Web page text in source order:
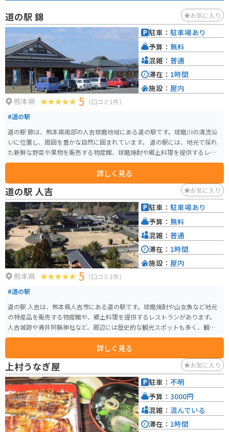
道の駅 錦 お気に入り
熊本県 5 （口コミ1件）
#道の駅
道の駅 錦は、熊本県南部の人吉球磨地域にある道の駅です。球磨川の清流沿
いに位置し、周囲を豊かな自然に囲まれています。 道の駅には、地元で採れ
た新鮮な野菜や果物を販売する物産館、球磨焼酎や郷土料理を提供するレス
トランがあります。特におすすめは、球磨川で獲れた鮎を使った料理や、地
元産の米粉を使っただんごです。 バイクで訪れる場合、道の駅 錦は駐車場も
広く、休憩場所としても最適です。球磨川沿いを走る国道219号線は、ツーリ
ングコースとしても人気があり、道の駅 錦はその休憩ポイントとして最適な
立地です。周辺には、球泉洞や人吉城跡などの観光スポットも点在してお
り、観光拠点としても便利です。 道の駅 錦は、自然豊かな環境の中で、地元
の美味しいものを味わったり、ゆっくりと休憩したりするのに最適な場所で
す。
詳しく見る
駐車： 駐車場あり
予算： 無料
混雑： 普通
滞在： 1時間
施設： 屋内
道の駅 人吉 お気に入り
熊本県 5 （口コミ1件）
#道の駅
道の駅 人吉は、熊本県人吉市にある道の駅です。球磨焼酎や山女魚など地元
の特産品を販売する物産館や、郷土料理を提供するレストランがあります。
人吉城跡や青井阿蘇神社など、周辺には歴史的な観光スポットも多く、観光
の拠点としても便利です。バイクで訪れる場合、道の駅には広い駐車場が整
備されているので安心です。また、周辺には球磨川沿いを走る快適な道路も
あり、ツーリングにも最適なエリアです。 道の駅 人吉は、人吉市の魅力を満
喫できるスポットとして、地元の人々からも愛されています。
詳しく見る
駐車： 駐車場あり
予算： 無料
混雑： 普通
滞在： 1時間
施設： 屋内
上村うなぎ屋 お気に入り
駐車： 不明
予算： 3000円
混雑： 混んでいる
滞在： 1時間